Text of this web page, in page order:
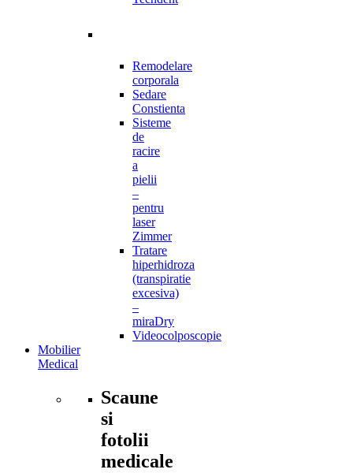
Remodelare
corporala
Sedare
Constienta
Sisteme
de
racire
a
pielii
–
pentru
laser
Zimmer
Tratare
hiperhidroza
(transpiratie
excesiva)
–
miraDry
Videocolposcopie
Mobilier
Medical
Scaune
si
fotolii
medicale